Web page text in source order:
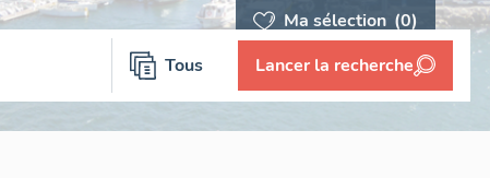
Ma sélection (0)
Tous Lancer la recherche